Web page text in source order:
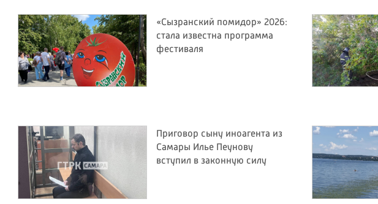
«Сызранский помидор» 2026:
стала известна программа
фестиваля
Приговор сыну иноагента из
Самары Илье Пеунову
вступил в законную силу